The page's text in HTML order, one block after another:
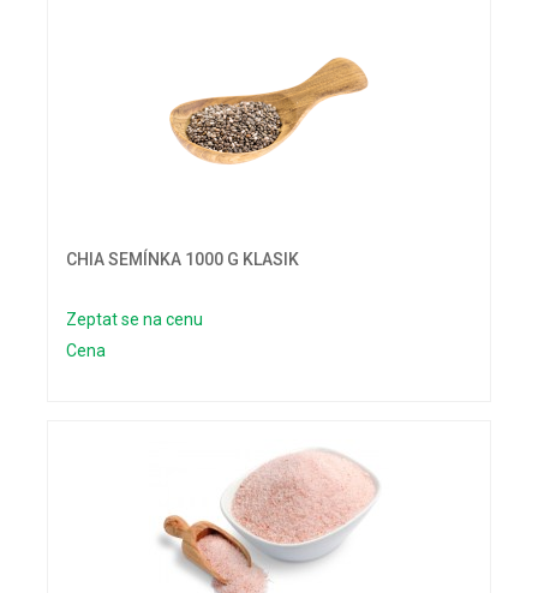
CHIA SEMÍNKA 1000 G KLASIK
Zeptat se na cenu
Cena